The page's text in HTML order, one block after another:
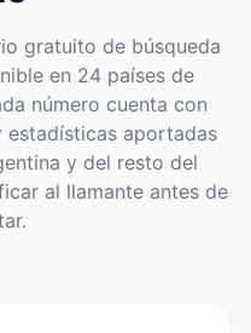
gratuito de búsqueda
en 24 países de
número cuenta con
estadísticas aportadas
y del resto del
al llamante antes de